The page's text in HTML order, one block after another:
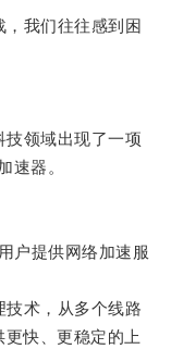
我们往往感到困
领域出现了一项
器。
提供网络加速服
术，从多个线路
快、更稳定的上